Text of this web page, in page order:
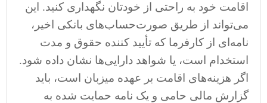
اقامت خود به راحتی از خودتان نگهداری کنید. این
می‌تواند از طریق صورت‌حساب‌های بانکی اخیر،
نامه‌ای از کارفرما که تأیید کننده حقوق و مدت
استخدام است، یا شواهد دارایی‌ها نشان داده شود.
اگر هزینه‌های اقامت بر عهده میزبان است، باید
گزارش مالی حامی و یک نامه حمایت شده به